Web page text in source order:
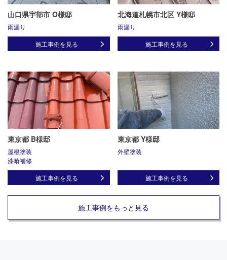
山口県宇部市 O様邸
雨漏り
施工事例を見る
北海道札幌市北区 Y様邸
雨漏り
施工事例を見る
東京都 B様邸
屋根塗装
漆喰補修
施工事例を見る
東京都 Y様邸
外壁塗装
施工事例を見る
施工事例をもっと見る